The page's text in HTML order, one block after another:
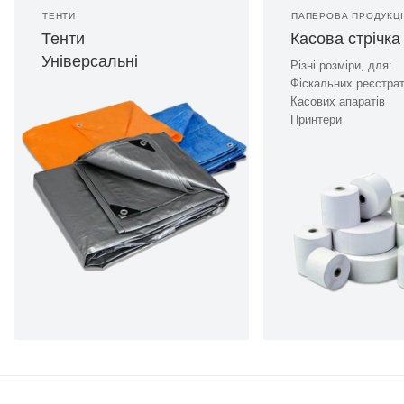
ТЕНТИ
Тенти
Універсальні
ПАПЕРОВА
Касова стрічка
Різні розміри, для:
Фіскальних
Касових апаратів
Принтери